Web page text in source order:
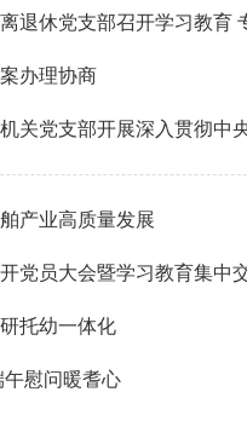
退休党支部召开学习教育
办理协商
关党支部开展深入贯彻中
产业高质量发展
党员大会暨学习教育集中
托幼一体化
慰问暖耆心